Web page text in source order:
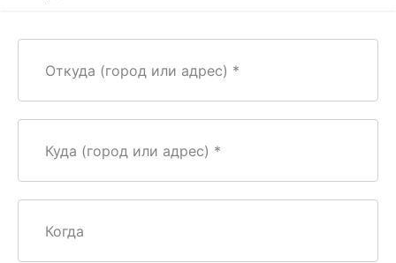
Откуда (город или адрес)
Куда (город или адрес)
Когда